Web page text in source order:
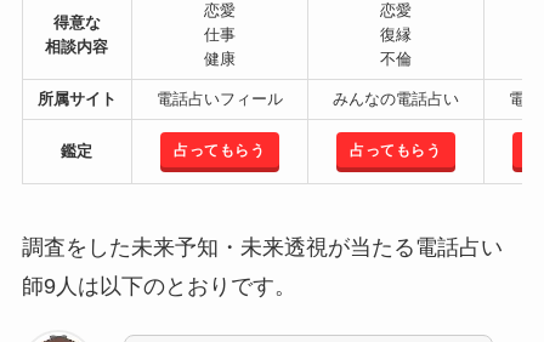
得意な
相談内容
恋愛
仕事
健康
恋愛
復縁
不倫
所属サイト 電話占いフィール みんなの電話占い 電
鑑定 占ってもらう 占ってもらう
調査をした未来予知・未来透視が当たる電話占い
師9人は以下のとおりです。